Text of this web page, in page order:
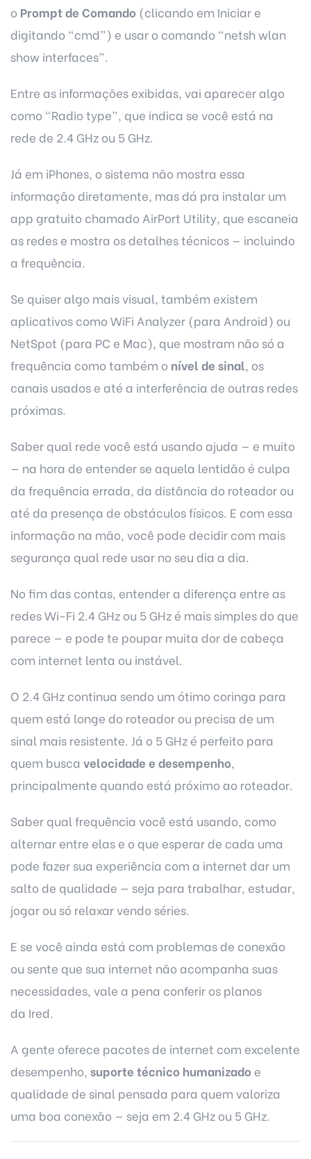
o Prompt de Comando (clicando em Iniciar e
digitando “cmd”) e usar o comando “netsh wlan
show interfaces”.
Entre as informações exibidas, vai aparecer algo
como “Radio type”, que indica se você está na
rede de 2.4 GHz ou 5 GHz.
Já em iPhones, o sistema não mostra essa
informação diretamente, mas dá pra instalar um
app gratuito chamado AirPort Utility, que escaneia
as redes e mostra os detalhes técnicos — incluindo
a frequência.
Se quiser algo mais visual, também existem
aplicativos como WiFi Analyzer (para Android) ou
NetSpot (para PC e Mac), que mostram não só a
frequência como também o nível de sinal, os
canais usados e até a interferência de outras redes
próximas.
Saber qual rede você está usando ajuda — e muito
— na hora de entender se aquela lentidão é culpa
da frequência errada, da distância do roteador ou
até da presença de obstáculos físicos. E com essa
informação na mão, você pode decidir com mais
segurança qual rede usar no seu dia a dia.
No fim das contas, entender a diferença entre as
redes Wi-Fi 2.4 GHz ou 5 GHz é mais simples do que
parece — e pode te poupar muita dor de cabeça
com internet lenta ou instável.
O 2.4 GHz continua sendo um ótimo coringa para
quem está longe do roteador ou precisa de um
sinal mais resistente. Já o 5 GHz é perfeito para
quem busca velocidade e desempenho,
principalmente quando está próximo ao roteador.
Saber qual frequência você está usando, como
alternar entre elas e o que esperar de cada uma
pode fazer sua experiência com a internet dar um
salto de qualidade — seja para trabalhar, estudar,
jogar ou só relaxar vendo séries.
E se você ainda está com problemas de conexão
ou sente que sua internet não acompanha suas
necessidades, vale a pena conferir os planos
da Ired.
A gente oferece pacotes de internet com excelente
desempenho, suporte técnico humanizado e
qualidade de sinal pensada para quem valoriza
uma boa conexão — seja em 2.4 GHz ou 5 GHz.